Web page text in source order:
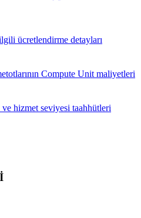
ücretlendirme detayları
Compute Unit maliyetleri
hizmet seviyesi taahhütleri